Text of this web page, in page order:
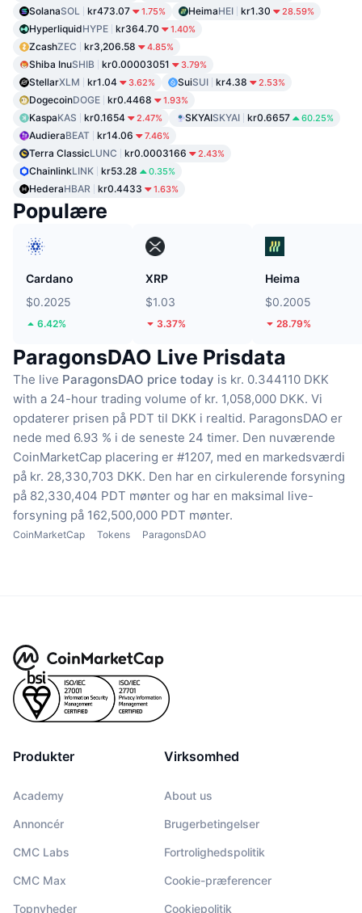
SolanaSOL kr473.07 1.75% HeimaHEI kr1.30 28.59%
HyperliquidHYPE kr364.70 1.40%
ZcashZEC kr3,206.58 4.85%
Shiba InuSHIB kr0.00003051 3.79%
StellarXLM kr1.04 3.62% SuiSUI kr4.38 2.53%
DogecoinDOGE kr0.4468 1.93%
KaspaKAS kr0.1654 2.47% SKYAISKYAI kr0.6657 60.25%
AudieraBEAT kr14.06 7.46%
Terra ClassicLUNC kr0.0003166 2.43%
ChainlinkLINK kr53.28 0.35%
HederaHBAR kr0.4433 1.63%
Populære
Cardano
$0.2025
6.42%
XRP
$1.03
3.37%
Heima
$0.2005
28.79%
ParagonsDAO Live Prisdata
The live ParagonsDAO price today is kr. 0.344110 DKK
with a 24-hour trading volume of kr. 1,058,000 DKK. Vi
opdaterer prisen på PDT til DKK i realtid. ParagonsDAO er
nede med 6.93 % i de seneste 24 timer. Den nuværende
CoinMarketCap placering er #1207, med en markedsværdi
på kr. 28,330,703 DKK. Den har en cirkulerende forsyning
på 82,330,404 PDT mønter og har en maksimal live-
forsyning på 162,500,000 PDT mønter.
CoinMarketCap Tokens ParagonsDAO
Produkter
Academy
Annoncér
CMC Labs
CMC Max
Topnyheder
Virksomhed
About us
Brugerbetingelser
Fortrolighedspolitik
Cookie-præferencer
Cookiepolitik